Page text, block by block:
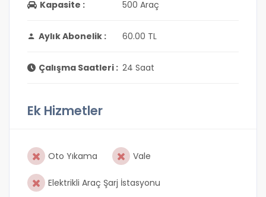
Kapasite : 500 Araç
Aylık Abonelik : 60.00 TL
Çalışma Saatleri : 24 Saat
Ek Hizmetler
Oto Yıkama Vale
Elektrikli Araç Şarj İstasyonu